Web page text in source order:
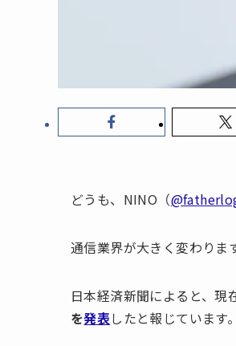
どうも、NINO（
通信業界が大きく変わりま
日本経済新聞によると、現
を発表したと報じています